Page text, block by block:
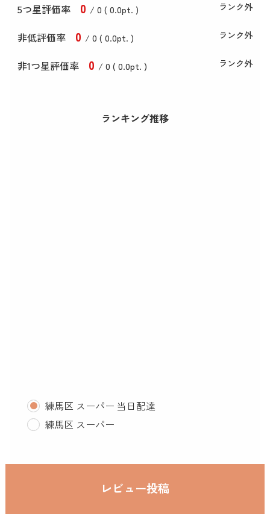
5つ星評価率 0 / 0 ( 0.0pt. ) ランク外
非低評価率 0 / 0 ( 0.0pt. ) ランク外
非1つ星評価率 0 / 0 ( 0.0pt. ) ランク外
ランキング推移
練馬区 スーパー 当日配達
練馬区 スーパー
レビュー投稿